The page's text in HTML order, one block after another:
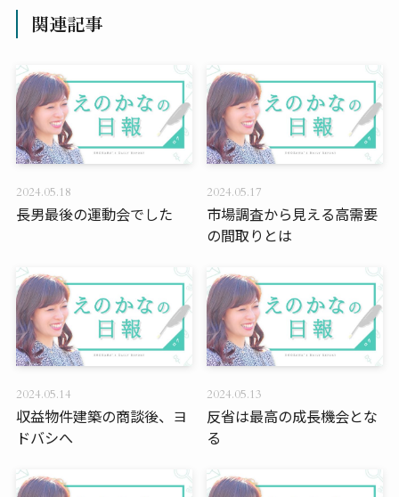
関連記事
長男最後の運動会でした
2024.05.18
市場調査から見える高需要
の間取りとは
2024.05.17
収益物件建築の商談後、ヨ
ドバシへ
2024.05.14
反省は最高の成長機会とな
る
2024.05.13